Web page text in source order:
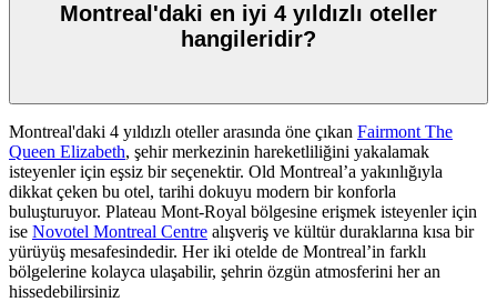
Montreal'daki en iyi 4 yıldızlı oteller
hangileridir?
Montreal'daki 4 yıldızlı oteller arasında öne çıkan Fairmont The
Queen Elizabeth, şehir merkezinin hareketliliğini yakalamak
isteyenler için eşsiz bir seçenektir. Old Montreal’a yakınlığıyla
dikkat çeken bu otel, tarihi dokuyu modern bir konforla
buluşturuyor. Plateau Mont-Royal bölgesine erişmek isteyenler için
ise Novotel Montreal Centre alışveriş ve kültür duraklarına kısa bir
yürüyüş mesafesindedir. Her iki otelde de Montreal’in farklı
bölgelerine kolayca ulaşabilir, şehrin özgün atmosferini her an
hissedebilirsiniz